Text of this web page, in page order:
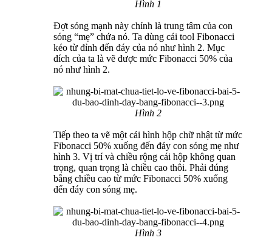
Hình 1
Đợt sóng mạnh này chính là trung tâm của con
sóng “mẹ” chứa nó. Ta dùng cái tool Fibonacci
kéo từ đỉnh đến đáy của nó như hình 2. Mục
đích của ta là vẽ được mức Fibonacci 50% của
nó như hình 2.
Hình 2
Tiếp theo ta vẽ một cái hình hộp chữ nhật từ mức
Fibonacci 50% xuống đến đáy con sóng mẹ như
hình 3. Vị trí và chiều rộng cái hộp không quan
trọng, quan trọng là chiều cao thôi. Phải đúng
bằng chiều cao từ mức Fibonacci 50% xuống
đến đáy con sóng mẹ.
Hình 3